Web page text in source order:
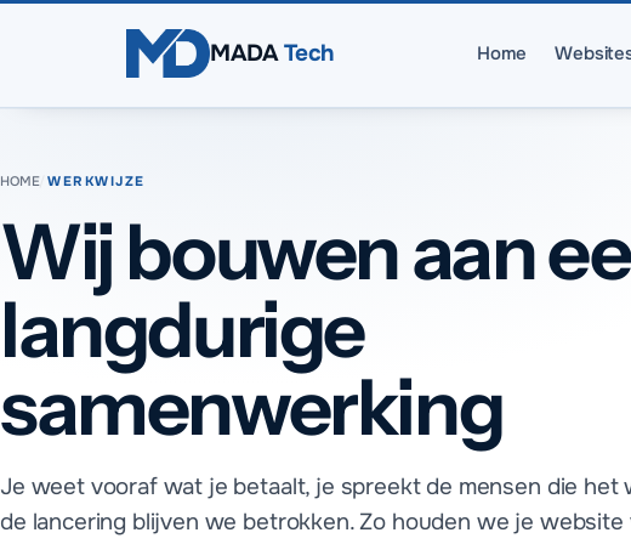
MADATech Home
HOME/WERKWIJZE
Wij bouwen aan
langdurige
samenwerking
Je weet vooraf wat je betaalt, je spreekt de mensen die het
de lancering blijven we betrokken. Zo houden we je website